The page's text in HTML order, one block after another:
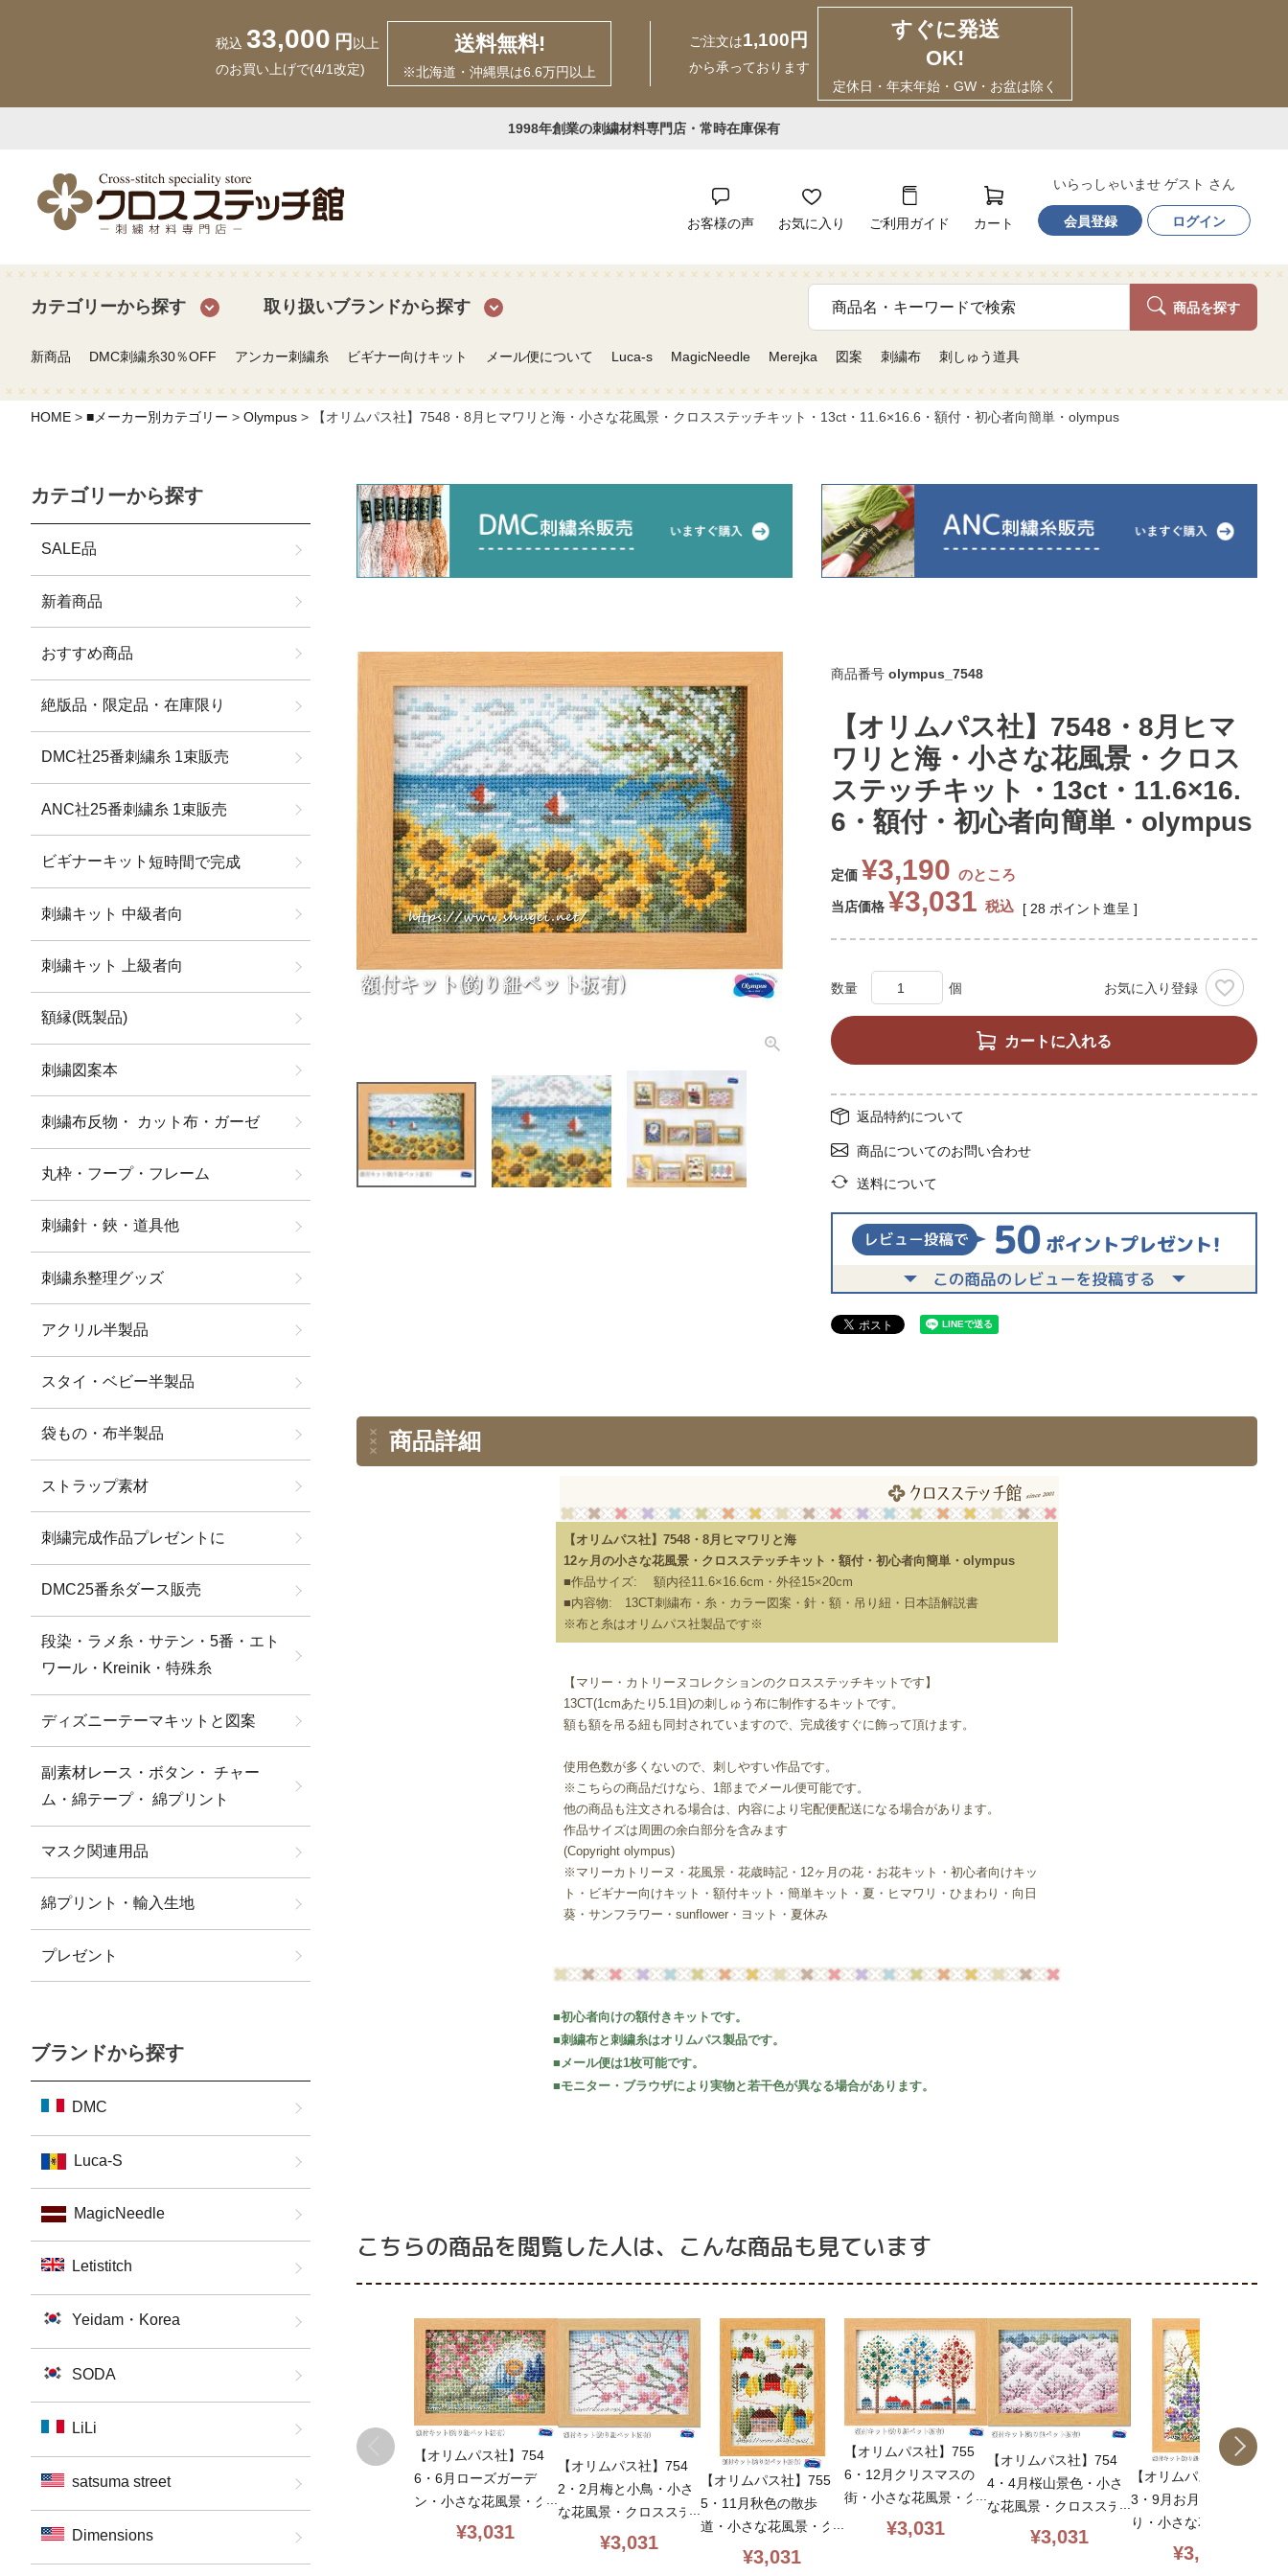
税込 33,000 円 以上
のお買い上げで(4/1改定)
送料無料!
※北海道・沖縄県は6.6万円以上
ご注文は1,100円
から承っております
すぐに発送
OK!
定休日・年末年始・GW・お盆は除く
1998年創業の刺繍材料専門店・常時在庫保有
お客様の声 お気に入り ご利用ガイド カート
いらっしゃいませ ゲスト さん
会員登録 ログイン
カテゴリーから探す 取り扱いブランドから探す 商品を探す
新商品 DMC刺繍糸30％OFF アンカー刺繍糸 ビギナー向けキット メール便について Luca-s MagicNeedle Merejka 図案 刺繍布 刺しゅう道具
HOME ■メーカー別カテゴリー Olympus 【オリムパス社】7548・8月ヒマワリと海・小さな花風景・クロスステッチキット・13ct・11.6×16.6・額付・初心者向簡単・olympus
カテゴリーから探す
SALE品
新着商品
おすすめ商品
絶版品・限定品・在庫限り
DMC社25番刺繍糸 1束販売
ANC社25番刺繍糸 1束販売
ビギナーキット短時間で完成
刺繍キット 中級者向
刺繍キット 上級者向
額縁(既製品)
刺繍図案本
刺繍布反物・ カット布・ガーゼ
丸枠・フープ・フレーム
刺繍針・鋏・道具他
刺繍糸整理グッズ
アクリル半製品
スタイ・ベビー半製品
袋もの・布半製品
ストラップ素材
刺繍完成作品プレゼントに
DMC25番糸ダース販売
段染・ラメ糸・サテン・5番・エト
ワール・Kreinik・特殊糸
ディズニーテーマキットと図案
副素材レース・ボタン・ チャー
ム・綿テープ・ 綿プリント
マスク関連用品
綿プリント・輸入生地
プレゼント
ブランドから探す
DMC
Luca-S
MagicNeedle
Letistitch
Yeidam・Korea
SODA
LiLi
satsuma street
Dimensions
商品番号 olympus_7548
【オリムパス社】7548・8月ヒマ
ワリと海・小さな花風景・クロス
ステッチキット・13ct・11.6×16.
6・額付・初心者向簡単・olympus
定価 ¥3,190 のところ
当店価格 ¥3,031 税込 [ 28 ポイント進呈 ]
お気に入り登録
カートに入れる
返品特約について
商品についてのお問い合わせ
送料について
商品詳細
【オリムパス社】7548・8月ヒマワリと海
12ヶ月の小さな花風景・クロスステッチキット・額付・初心者向簡単・olympus
■作品サイズ: 額内径11.6×16.6cm・外径15×20cm
■内容物: 13CT刺繍布・糸・カラー図案・針・額・吊り紐・日本語解説書
※布と糸はオリムパス社製品です※
【マリー・カトリーヌコレクションのクロスステッチキットです】
13CT(1cmあたり5.1目)の刺しゅう布に制作するキットです。
額も額を吊る紐も同封されていますので、完成後すぐに飾って頂けます。
使用色数が多くないので、刺しやすい作品です。
※こちらの商品だけなら、1部までメール便可能です。
他の商品も注文される場合は、内容により宅配便配送になる場合があります。
作品サイズは周囲の余白部分を含みます
(Copyright olympus)
※マリーカトリーヌ・花風景・花歳時記・12ヶ月の花・お花キット・初心者向けキッ
ト・ビギナー向けキット・額付キット・簡単キット・夏・ヒマワリ・ひまわり・向日
葵・サンフラワー・sunflower・ヨット・夏休み
■初心者向けの額付きキットです。
■刺繍布と刺繍糸はオリムパス製品です。
■メール便は1枚可能です。
■モニター・ブラウザにより実物と若干色が異なる場合があります。
こちらの商品を閲覧した人は、こんな商品も見ています
【オリムパス社】754
6・6月ローズガーデ
ン・小さな花風景・ク
ロスステッチキット・1
¥3,031
【オリムパス社】754
2・2月梅と小鳥・小さ
な花風景・クロスステ
ッチキット・13ct・11.
¥3,031
【オリムパス社】755
5・11月秋色の散歩
道・小さな花風景・ク
ロスステッチキット・1
¥3,031
【オリムパス社】755
6・12月クリスマスの
街・小さな花風景・ク
ロスステッチキット・1
¥3,031
【オリムパス社】754
4・4月桜山景色・小さ
な花風景・クロスステ
ッチキット・13ct・11.
¥3,031
【オリムパス社】755
3・9月お月見の花飾
り・小さな花風景・ク
ロスステッチキット・1
3ct・11.6×16.6・額
¥3,031